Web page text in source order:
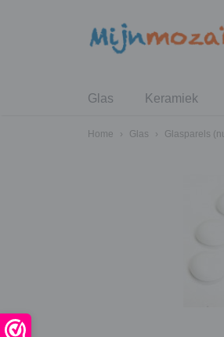
Glas Keramiek
Home › Glas › Glasparels